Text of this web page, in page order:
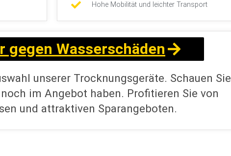
Hohe Mobilität und leichter Transport
gegen Wasserschäden
unserer Trocknungsgeräte. Schauen Sie
im Angebot haben. Profitieren Sie von
und attraktiven Sparangeboten.